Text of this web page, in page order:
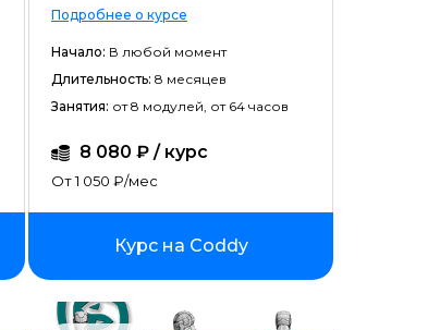
Начало ↓
Длительность ↓
Подробнее о курсе
Начало: В любой момент
Длительность: 8 месяцев
Занятия: от 8 модулей, от 64 часов
8 080 ₽ / курс
От 1 050 ₽/мес
Курс на Coddy